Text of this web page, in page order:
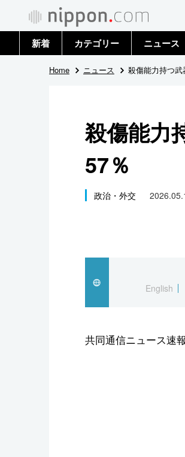
新着 カテゴリー
政治・外交
国際
社会
文化
スポーツ・東京2020
ニュース
トップ
Home ニュース 殺傷能力持つ
殺傷能力
57％
政治・外交
English
共同通信ニュース速報